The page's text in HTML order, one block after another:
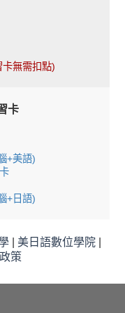
無需扣點)
卡
+美語)
+日語)
美日語數位學院
策